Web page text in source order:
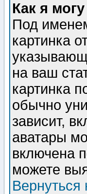
Как я
Под
картинка
на ваш
картинка
обычно
зависит,
аватары
включена
можете
Вернуться